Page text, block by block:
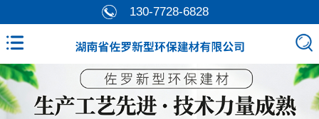
130-7728-6828